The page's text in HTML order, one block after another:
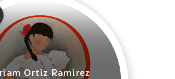
Ortiz Ramirez